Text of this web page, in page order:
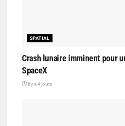
SPATIAL
Crash lunaire imminent pour
SpaceX
il y a 4 jours